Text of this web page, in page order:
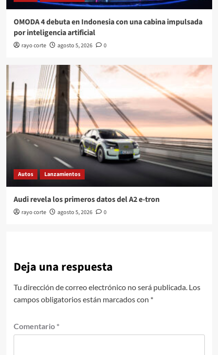
OMODA 4 debuta en Indonesia con una cabina impulsada
por inteligencia artificial
rayo corte agosto 5, 2026 0
Autos Lanzamientos
Audi revela los primeros datos del A2 e-tron
rayo corte agosto 5, 2026 0
Deja una respuesta
Tu dirección de correo electrónico no será publicada. Los
campos obligatorios están marcados con *
Comentario *